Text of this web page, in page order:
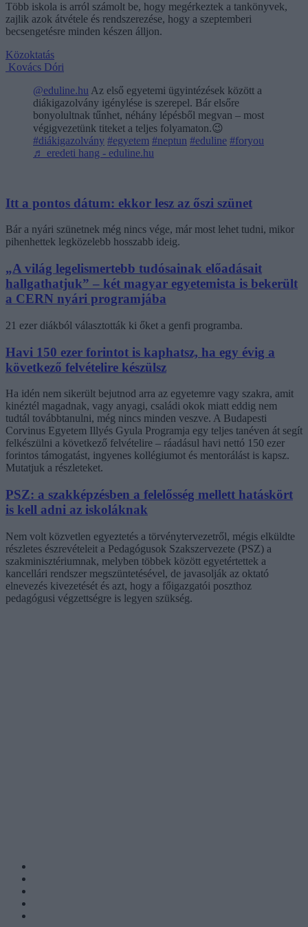
Több iskola is arról számolt be, hogy megérkeztek a tankönyvek,
zajlik azok átvétele és rendszerezése, hogy a szeptemberi
becsengetésre minden készen álljon.
Közoktatás
Kovács Dóri
@eduline.hu Az első egyetemi ügyintézések között a
diákigazolvány igénylése is szerepel. Bár elsőre
bonyolultnak tűnhet, néhány lépésből megvan – most
végigvezetünk titeket a teljes folyamaton.😉
#diákigazolvány #egyetem #neptun #eduline #foryou
♬ eredeti hang - eduline.hu
Itt a pontos dátum: ekkor lesz az őszi szünet
Bár a nyári szünetnek még nincs vége, már most lehet tudni, mikor
pihenhettek legközelebb hosszabb ideig.
„A világ legelismertebb tudósainak előadásait
hallgathatjuk” – két magyar egyetemista is bekerült
a CERN nyári programjába
21 ezer diákból választották ki őket a genfi programba.
Havi 150 ezer forintot is kaphatsz, ha egy évig a
következő felvételire készülsz
Ha idén nem sikerült bejutnod arra az egyetemre vagy szakra, amit
kinéztél magadnak, vagy anyagi, családi okok miatt eddig nem
tudtál továbbtanulni, még nincs minden veszve. A Budapesti
Corvinus Egyetem Illyés Gyula Programja egy teljes tanéven át segít
felkészülni a következő felvételire – ráadásul havi nettó 150 ezer
forintos támogatást, ingyenes kollégiumot és mentorálást is kapsz.
Mutatjuk a részleteket.
PSZ: a szakképzésben a felelősség mellett hatáskört
is kell adni az iskoláknak
Nem volt közvetlen egyeztetés a törvénytervezetről, mégis elküldte
részletes észrevételeit a Pedagógusok Szakszervezete (PSZ) a
szakminisztériumnak, melyben többek között egyetértettek a
kancellári rendszer megszüntetésével, de javasolják az oktató
elnevezés kivezetését és azt, hogy a főigazgatói poszthoz
pedagógusi végzettségre is legyen szükség.